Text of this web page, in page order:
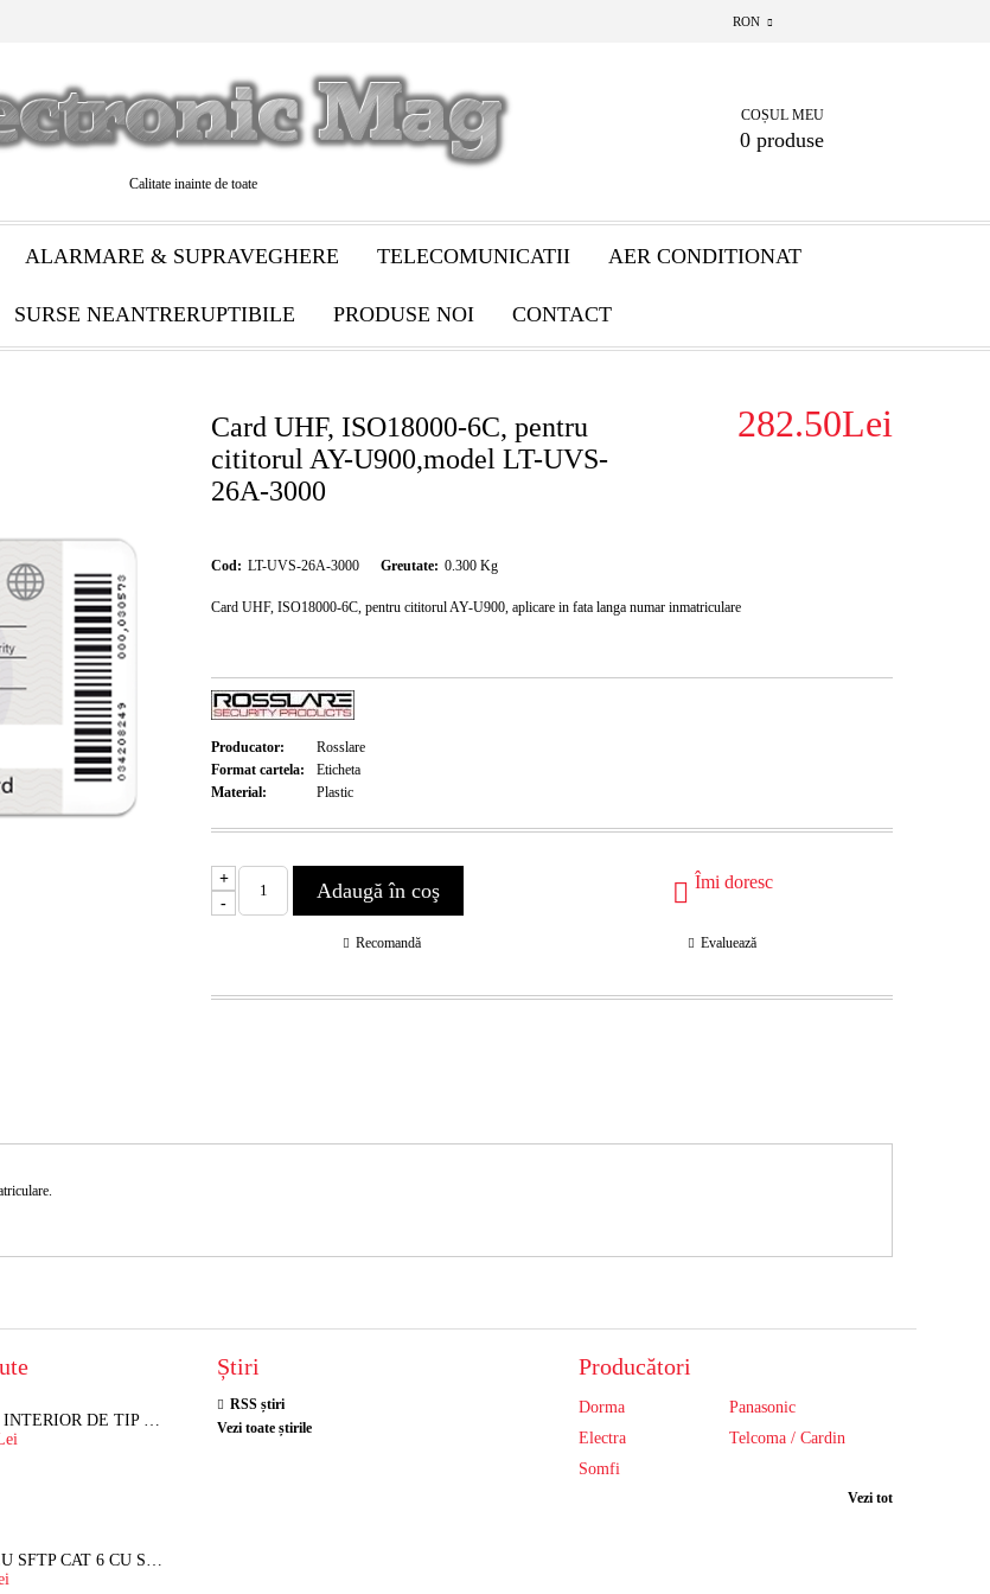
RON
Calitate inainte de toate
COȘUL MEU
0 produse
ALARMARE & SUPRAVEGHERE TELECOMUNICATII AER CONDITIONAT
SURSE NEANTRERUPTIBILE PRODUSE NOI CONTACT
Card UHF, ISO18000-6C, pentru
cititorul AY-U900,model LT-UVS-
26A-3000
282.50Lei
Cod: LT-UVS-26A-3000 Greutate: 0.300 Kg
Card UHF, ISO18000-6C, pentru cititorul AY-U900, aplicare in fata langa numar inmatriculare
Producator:
Rosslare
Format cartela:
Eticheta
Material:
Plastic
+
-
Îmi doresc
Recomandă Evaluează
POST INTERIOR DE TIP TELEFON RESEL, T8018 PENTRU INTERFON DE BLOC
CABLU SFTP CAT 6 CU SUFA, DE EXTERIOR 8 FIRE X 0,56 MM
Știri
RSS știri
Vezi toate știrile
Producători
Dorma
Panasonic
Electra
Telcoma / Cardin
Somfi
Vezi tot